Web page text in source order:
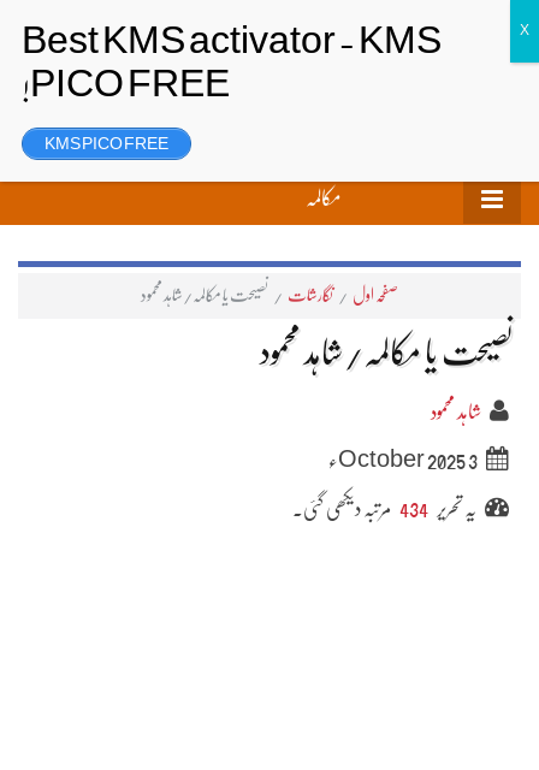
رجسٹر
مکالمہ
صفحہ اول / نگارشات / نصیحت یا مکالمہ/شاہد محمود
نصیحت یا مکالمہ/شاہد محمود
شاہد محمود
3 October 2025ء
یہ تحریر 434 مرتبہ دیکھی گئی۔
KMS PICO FREE